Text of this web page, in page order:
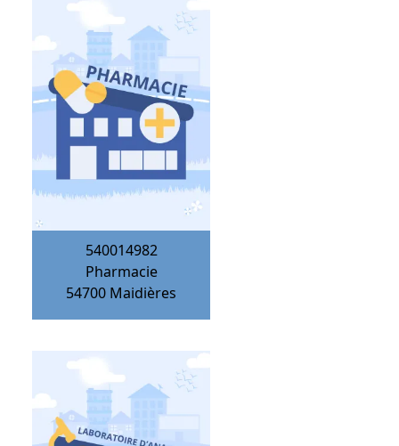
540014982
Pharmacie
54700 Maidières